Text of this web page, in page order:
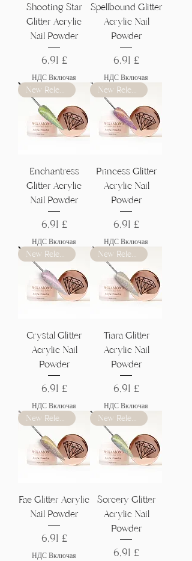
Shooting Star
Glitter Acrylic
Nail Powder
Цена
6,91 £
НДС Включая
Spellbound Glitter
Acrylic Nail
Powder
Цена
6,91 £
НДС Включая
New Release
Enchantress
Glitter Acrylic
Nail Powder
Цена
6,91 £
НДС Включая
New Release
Princess Glitter
Acrylic Nail
Powder
Цена
6,91 £
НДС Включая
New Release
Crystal Glitter
Acrylic Nail
Powder
Цена
6,91 £
НДС Включая
New Release
Tiara Glitter
Acrylic Nail
Powder
Цена
6,91 £
НДС Включая
New Release
Fae Glitter Acrylic
Nail Powder
Цена
6,91 £
НДС Включая
New Release
Sorcery Glitter
Acrylic Nail
Powder
Цена
6,91 £